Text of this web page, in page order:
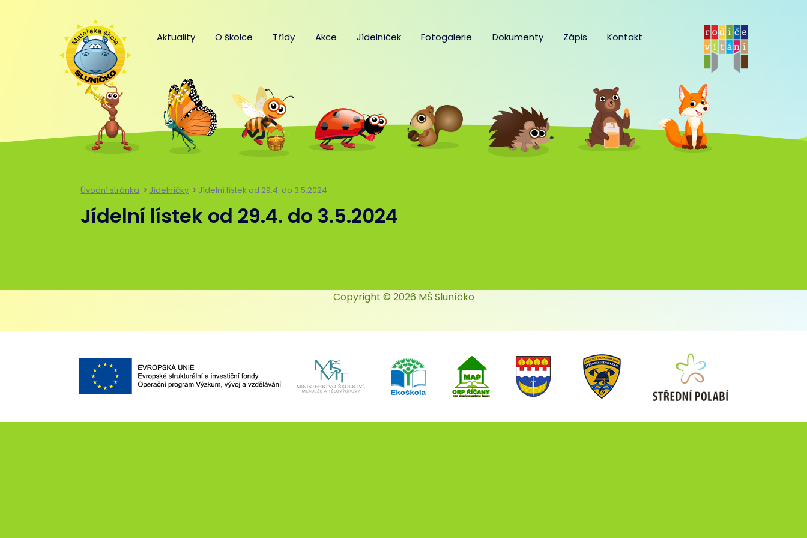
Aktuality O školce Třídy Akce Jídelníček Fotogalerie Dokumenty Zápis Kontakt
Úvodní stránka Jídelníčky Jídelní lístek od 29.4. do 3.5.2024
Jídelní lístek od 29.4. do 3.5.2024
Copyright © 2026 MŠ Sluníčko